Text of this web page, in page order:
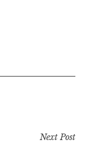
Next Post